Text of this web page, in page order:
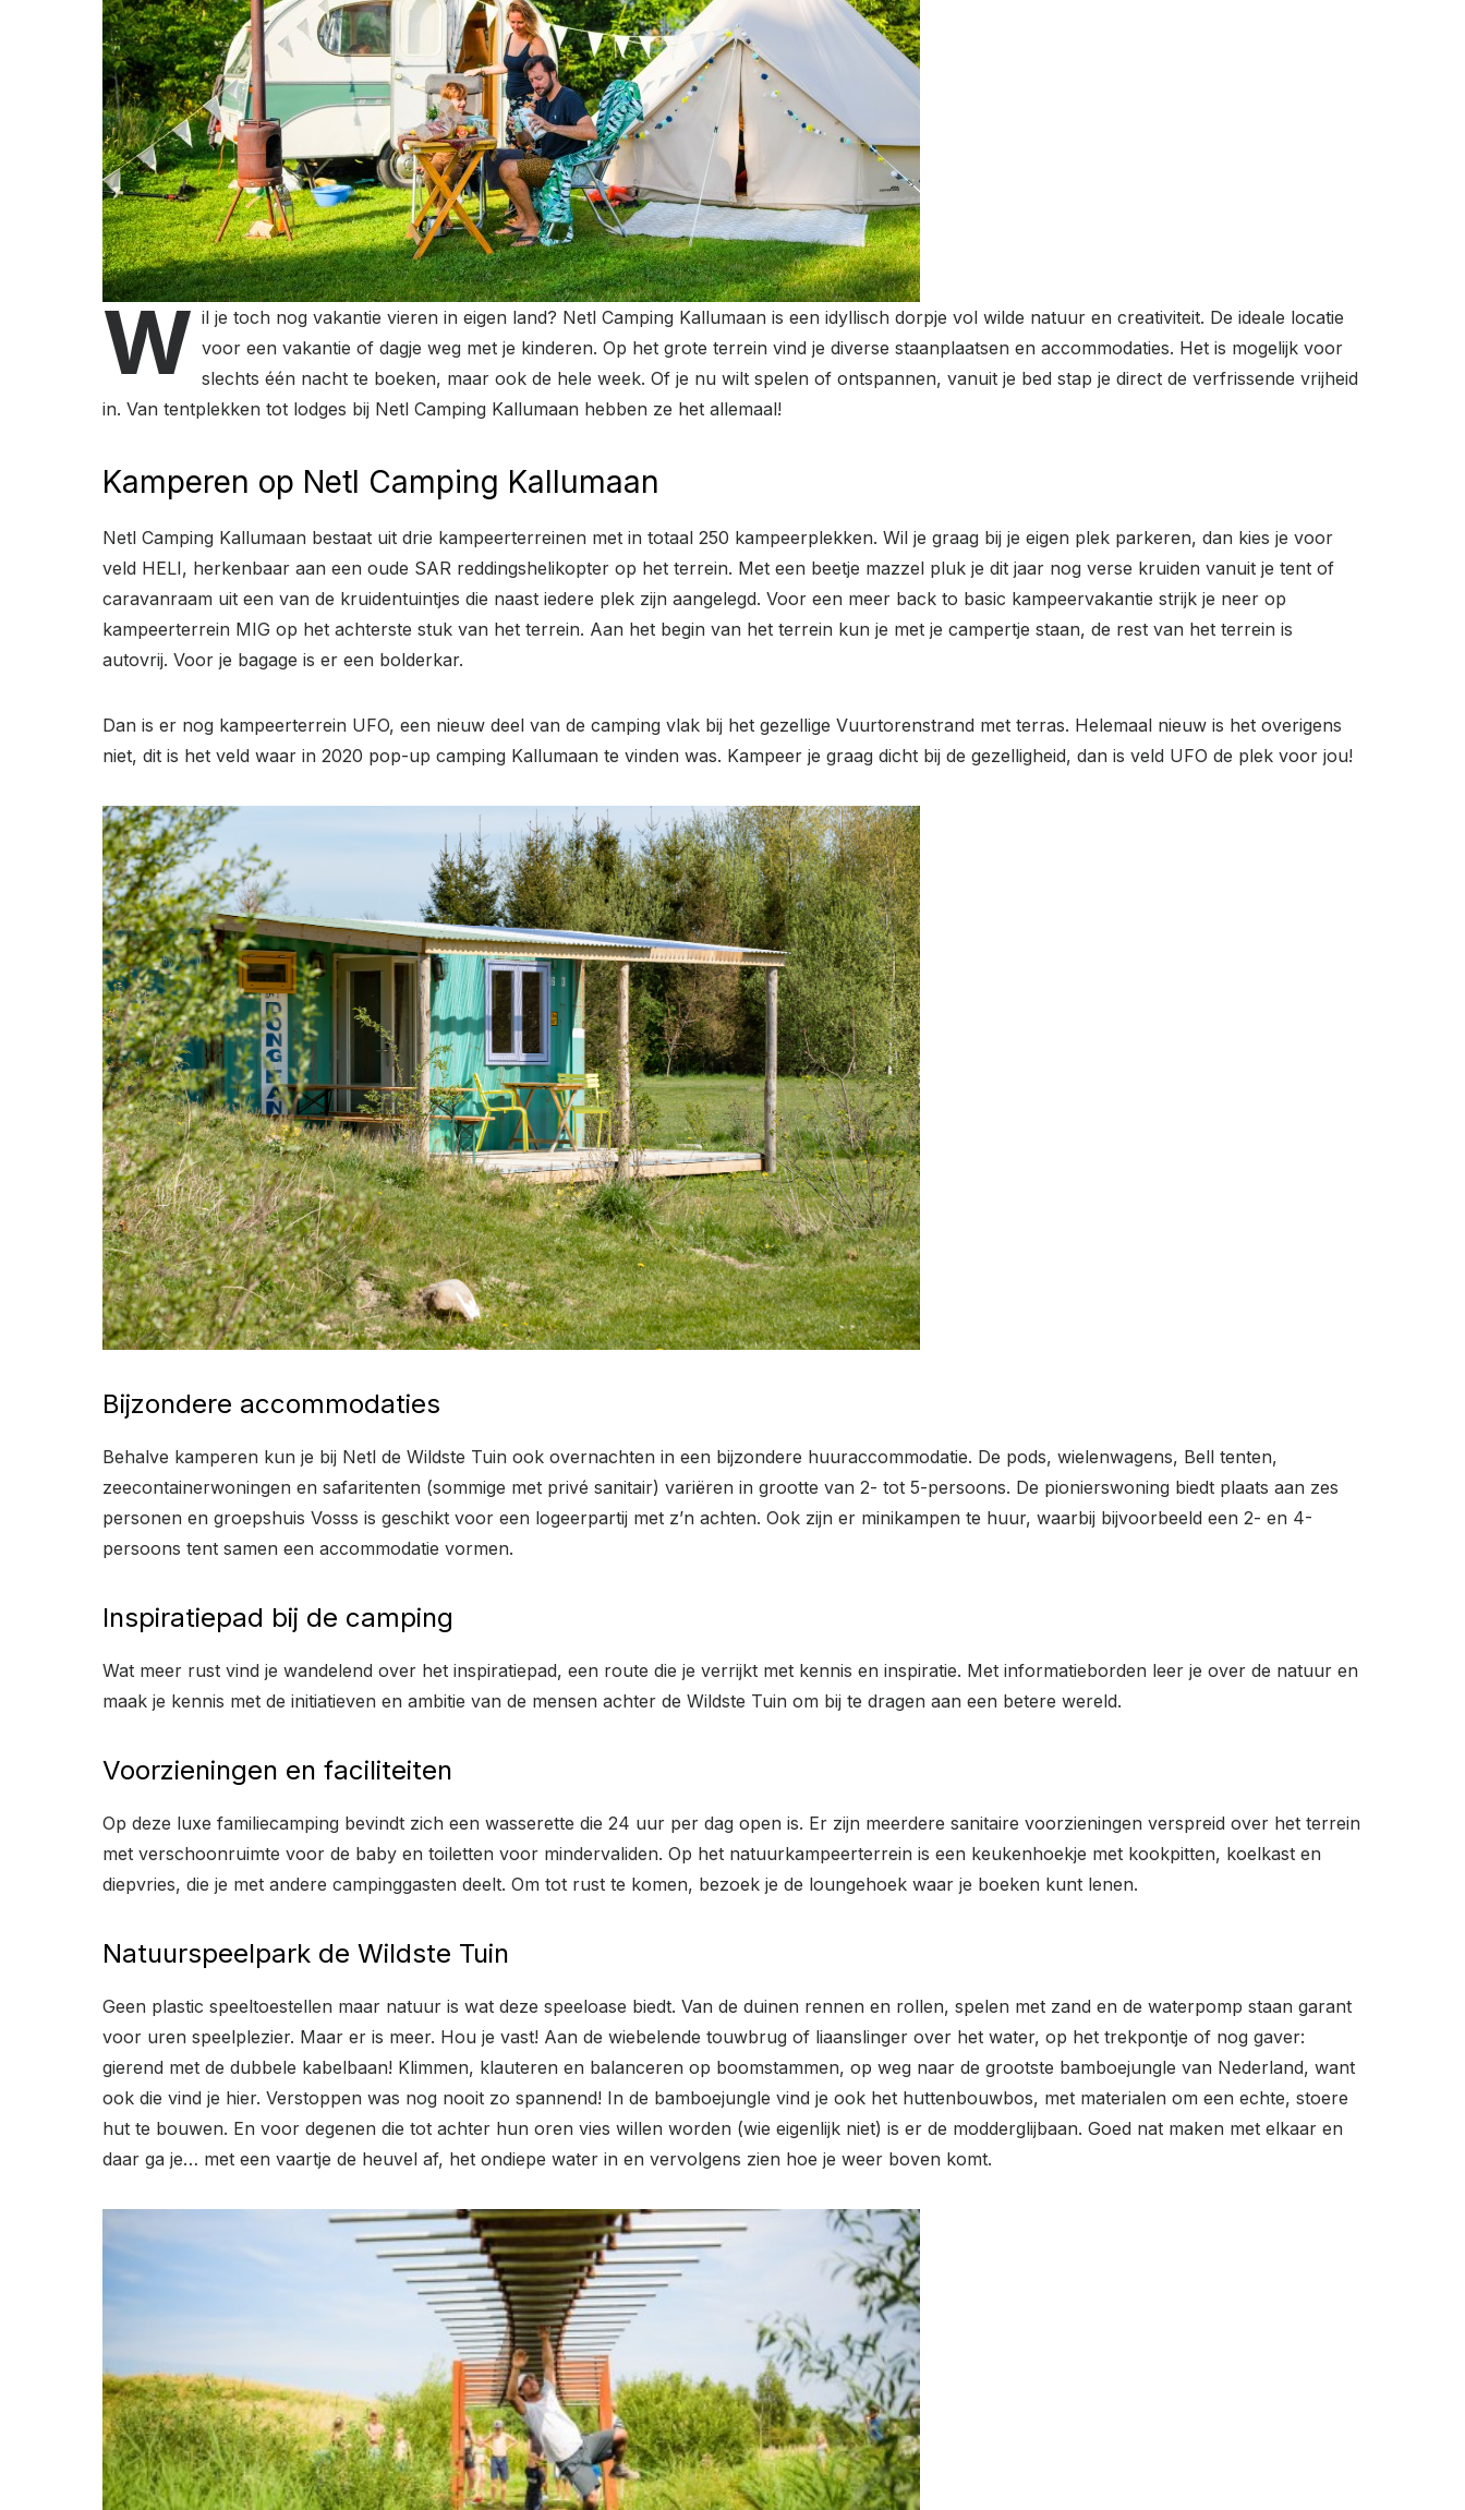
W il je toch nog vakantie vieren in eigen land? Netl Camping Kallumaan is een idyllisch dorpje vol wilde natuur en creativiteit. De ideale locatie
voor een vakantie of dagje weg met je kinderen. Op het grote terrein vind je diverse staanplaatsen en accommodaties. Het is mogelijk voor
slechts één nacht te boeken, maar ook de hele week. Of je nu wilt spelen of ontspannen, vanuit je bed stap je direct de verfrissende vrijheid
in. Van tentplekken tot lodges bij Netl Camping Kallumaan hebben ze het allemaal!
Kamperen op Netl Camping Kallumaan
Netl Camping Kallumaan bestaat uit drie kampeerterreinen met in totaal 250 kampeerplekken. Wil je graag bij je eigen plek parkeren, dan kies je voor
veld HELI, herkenbaar aan een oude SAR reddingshelikopter op het terrein. Met een beetje mazzel pluk je dit jaar nog verse kruiden vanuit je tent of
caravanraam uit een van de kruidentuintjes die naast iedere plek zijn aangelegd. Voor een meer back to basic kampeervakantie strijk je neer op
kampeerterrein MIG op het achterste stuk van het terrein. Aan het begin van het terrein kun je met je campertje staan, de rest van het terrein is
autovrij. Voor je bagage is er een bolderkar.
Dan is er nog kampeerterrein UFO, een nieuw deel van de camping vlak bij het gezellige Vuurtorenstrand met terras. Helemaal nieuw is het overigens
niet, dit is het veld waar in 2020 pop-up camping Kallumaan te vinden was. Kampeer je graag dicht bij de gezelligheid, dan is veld UFO de plek voor jou!
Bijzondere accommodaties
Behalve kamperen kun je bij Netl de Wildste Tuin ook overnachten in een bijzondere huuraccommodatie. De pods, wielenwagens, Bell tenten,
zeecontainerwoningen en safaritenten (sommige met privé sanitair) variëren in grootte van 2- tot 5-persoons. De pionierswoning biedt plaats aan zes
personen en groepshuis Vosss is geschikt voor een logeerpartij met z’n achten. Ook zijn er minikampen te huur, waarbij bijvoorbeeld een 2- en 4-
persoons tent samen een accommodatie vormen.
Inspiratiepad bij de camping
Wat meer rust vind je wandelend over het inspiratiepad, een route die je verrijkt met kennis en inspiratie. Met informatieborden leer je over de natuur en
maak je kennis met de initiatieven en ambitie van de mensen achter de Wildste Tuin om bij te dragen aan een betere wereld.
Voorzieningen en faciliteiten
Op deze luxe familiecamping bevindt zich een wasserette die 24 uur per dag open is. Er zijn meerdere sanitaire voorzieningen verspreid over het terrein
met verschoonruimte voor de baby en toiletten voor mindervaliden. Op het natuurkampeerterrein is een keukenhoekje met kookpitten, koelkast en
diepvries, die je met andere campinggasten deelt. Om tot rust te komen, bezoek je de loungehoek waar je boeken kunt lenen.
Natuurspeelpark de Wildste Tuin
Geen plastic speeltoestellen maar natuur is wat deze speeloase biedt. Van de duinen rennen en rollen, spelen met zand en de waterpomp staan garant
voor uren speelplezier. Maar er is meer. Hou je vast! Aan de wiebelende touwbrug of liaanslinger over het water, op het trekpontje of nog gaver:
gierend met de dubbele kabelbaan! Klimmen, klauteren en balanceren op boomstammen, op weg naar de grootste bamboejungle van Nederland, want
ook die vind je hier. Verstoppen was nog nooit zo spannend! In de bamboejungle vind je ook het huttenbouwbos, met materialen om een echte, stoere
hut te bouwen. En voor degenen die tot achter hun oren vies willen worden (wie eigenlijk niet) is er de modderglijbaan. Goed nat maken met elkaar en
daar ga je… met een vaartje de heuvel af, het ondiepe water in en vervolgens zien hoe je weer boven komt.